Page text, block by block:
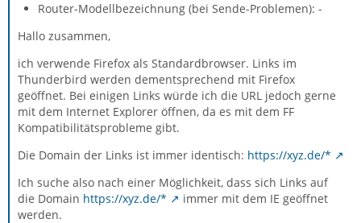
Router-Modellbezeichnung (bei Sende-Problemen): -
Hallo zusammen,
ich verwende Firefox als Standardbrowser. Links im
Thunderbird werden dementsprechend mit Firefox
geöffnet. Bei einigen Links würde ich die URL jedoch gerne
mit dem Internet Explorer öffnen, da es mit dem FF
Kompatibilitätsprobleme gibt.
Die Domain der Links ist immer identisch: https://xyz.de/*
Ich suche also nach einer Möglichkeit, dass sich Links auf
die Domain https://xyz.de/*
immer mit dem IE geöffnet
werden.